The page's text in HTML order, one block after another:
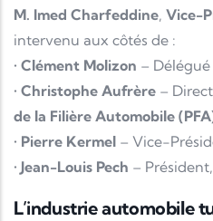
M. Imed Charfeddine, Vice-
intervenu aux côtés de :
• Clément Molizon –
• Christophe Aufrère –
de la Filière Automobile
• Pierre Kermel – Vice-
• Jean-Louis Pech – Président,
L’industrie automobile